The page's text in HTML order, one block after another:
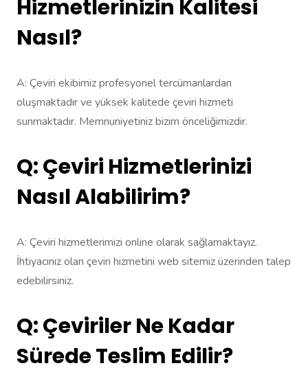
Hizmetlerinizin Kalitesi
Nasıl?
A: Çeviri ekibimiz profesyonel tercümanlardan
oluşmaktadır ve yüksek kalitede çeviri hizmeti
sunmaktadır. Memnuniyetiniz bizim önceliğimizdir.
Q: Çeviri Hizmetlerinizi
Nasıl Alabilirim?
A: Çeviri hizmetlerimizi online olarak sağlamaktayız.
İhtiyacınız olan çeviri hizmetini web sitemiz üzerinden talep
edebilirsiniz.
Q: Çeviriler Ne Kadar
Sürede Teslim Edilir?